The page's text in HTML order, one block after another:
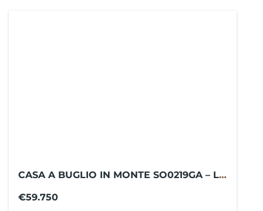
CASA A BUGLIO IN MONTE SO0219GA – La
€59.750